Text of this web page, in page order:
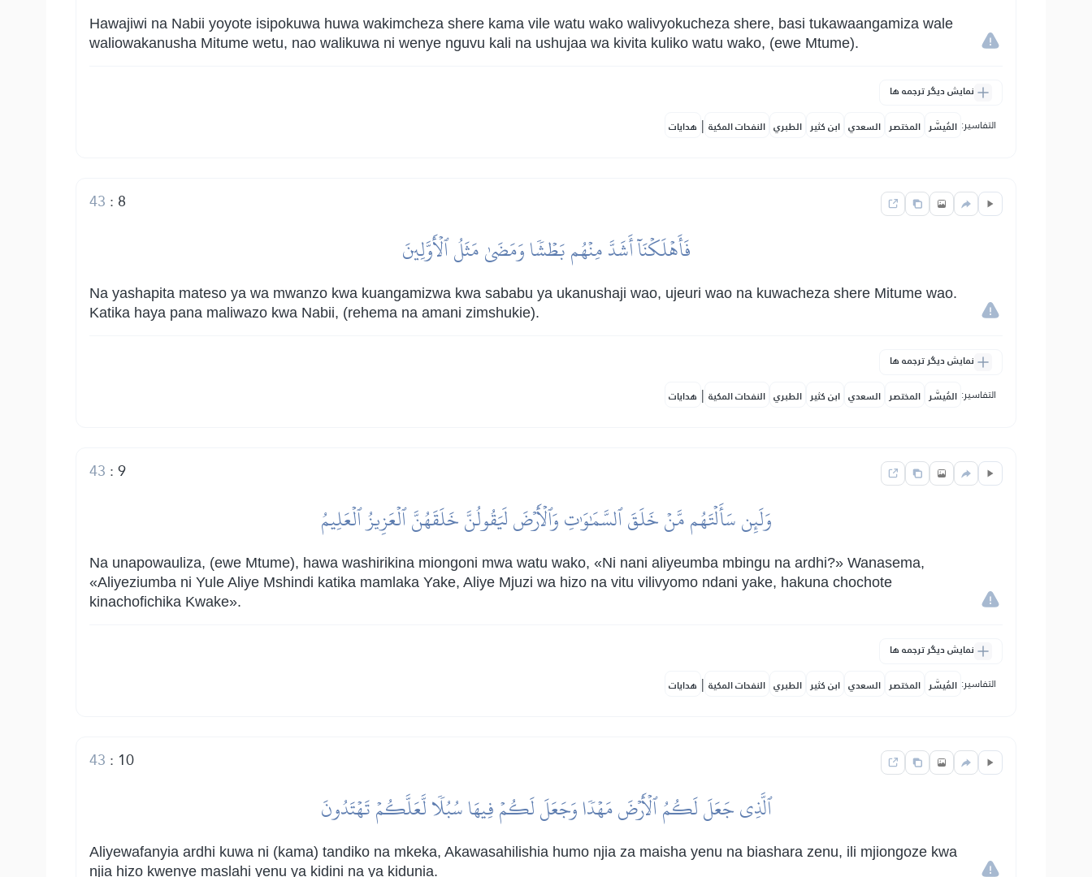
Hawajiwi na Nabii yoyote isipokuwa huwa wakimcheza shere kama vile watu wako walivyokucheza shere, basi tukawaangamiza wale
waliowakanusha Mitume wetu, nao walikuwa ni wenye nguvu kali na ushujaa wa kivita kuliko watu wako, (ewe Mtume).
نمایش دیگر ترجمه ها
التفاسير: المُيسَّر المختصر السعدي ابن كثير الطبري النفحات المكية | هدايات
8
:
43
فَأَهۡلَكۡنَآ أَشَدَّ مِنۡهُم بَطۡشٗا وَمَضَىٰ مَثَلُ ٱلۡأَوَّلِينَ
Na yashapita mateso ya wa mwanzo kwa kuangamizwa kwa sababu ya ukanushaji wao, ujeuri wao na kuwacheza shere Mitume wao.
Katika haya pana maliwazo kwa Nabii, (rehema na amani zimshukie).
نمایش دیگر ترجمه ها
التفاسير: المُيسَّر المختصر السعدي ابن كثير الطبري النفحات المكية | هدايات
9
:
43
وَلَئِن سَأَلۡتَهُم مَّنۡ خَلَقَ ٱلسَّمَٰوَٰتِ وَٱلۡأَرۡضَ لَيَقُولُنَّ خَلَقَهُنَّ ٱلۡعَزِيزُ ٱلۡعَلِيمُ
Na unapowauliza, (ewe Mtume), hawa washirikina miongoni mwa watu wako, «Ni nani aliyeumba mbingu na ardhi?» Wanasema,
«Aliyeziumba ni Yule Aliye Mshindi katika mamlaka Yake, Aliye Mjuzi wa hizo na vitu vilivyomo ndani yake, hakuna chochote
kinachofichika Kwake».
نمایش دیگر ترجمه ها
التفاسير: المُيسَّر المختصر السعدي ابن كثير الطبري النفحات المكية | هدايات
10
:
43
ٱلَّذِي جَعَلَ لَكُمُ ٱلۡأَرۡضَ مَهۡدٗا وَجَعَلَ لَكُمۡ فِيهَا سُبُلٗا لَّعَلَّكُمۡ تَهۡتَدُونَ
Aliyewafanyia ardhi kuwa ni (kama) tandiko na mkeka, Akawasahilishia humo njia za maisha yenu na biashara zenu, ili mjiongoze kwa
njia hizo kwenye maslahi yenu ya kidini na ya kidunia.